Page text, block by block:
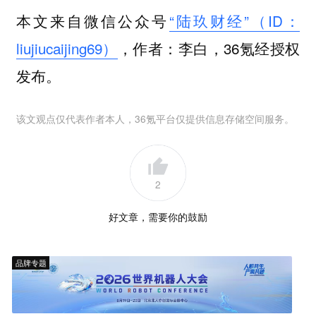
本文来自微信公众号“陆玖财经”（ID：
liujiucaijing69）
，作者：李白，36氪经授权
发布。
该文观点仅代表作者本人，36氪平台仅提供信息存储空间服务。
2
好文章，需要你的鼓励
品牌专题